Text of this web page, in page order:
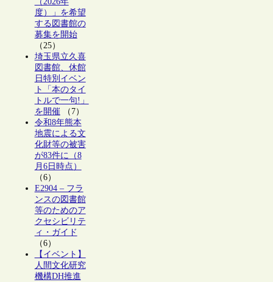
度）」を希望
する図書館の
募集を開始
（25）
埼玉県立久喜
図書館、休館
日特別イベン
ト「本のタイ
トルで一句!」
を開催（7）
令和8年熊本
地震による文
化財等の被害
が83件に（8
月6日時点）
（6）
E2904 – フラ
ンスの図書館
等のためのア
クセシビリテ
ィ・ガイド
（6）
【イベント】
人間文化研究
機構DH推進